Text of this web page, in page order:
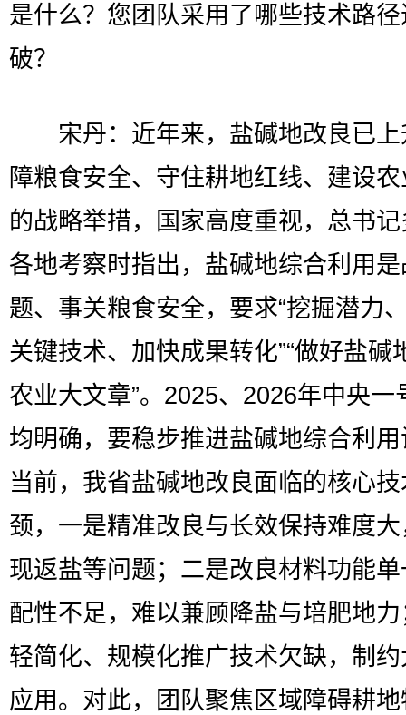
是什么？您团队采用了哪些技术路
破？
宋丹：近年来，盐碱地改良已上
障粮食安全、守住耕地红线、建设
的战略举措，国家高度重视，总书
各地考察时指出，盐碱地综合利用
题、事关粮食安全，要求“挖掘潜力
关键技术、加快成果转化”“做好盐碱
农业大文章”。2025、2026年中央一
均明确，要稳步推进盐碱地综合利
当前，我省盐碱地改良面临的核心
颈，一是精准改良与长效保持难度
现返盐等问题；二是改良材料功能
配性不足，难以兼顾降盐与培肥地
轻简化、规模化推广技术欠缺，制
应用。对此，团队聚焦区域障碍耕